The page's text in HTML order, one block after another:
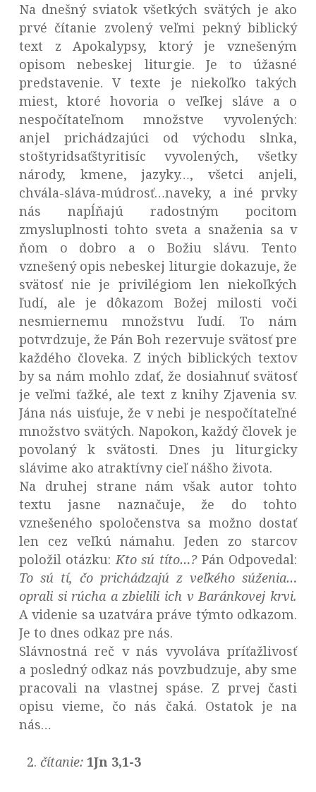
Na dnešný sviatok všetkých svätých je ako
prvé čítanie zvolený veľmi pekný biblický
text z Apokalypsy, ktorý je vznešeným
opisom nebeskej liturgie. Je to úžasné
predstavenie. V texte je niekoľko takých
miest, ktoré hovoria o veľkej sláve a o
nespočítateľnom množstve vyvolených:
anjel prichádzajúci od východu slnka,
stoštyridsaťštyritisíc vyvolených, všetky
národy, kmene, jazyky…, všetci anjeli,
chvála-sláva-múdrosť…naveky, a iné prvky
nás napĺňajú radostným pocitom
zmysluplnosti tohto sveta a snaženia sa v
ňom o dobro a o Božiu slávu. Tento
vznešený opis nebeskej liturgie dokazuje, že
svätosť nie je privilégiom len niekoľkých
ľudí, ale je dôkazom Božej milosti voči
nesmiernemu množstvu ľudí. To nám
potvrdzuje, že Pán Boh rezervuje svätosť pre
každého človeka. Z iných biblických textov
by sa nám mohlo zdať, že dosiahnuť svätosť
je veľmi ťažké, ale text z knihy Zjavenia sv.
Jána nás uisťuje, že v nebi je nespočítateľné
množstvo svätých. Napokon, každý človek je
povolaný k svätosti. Dnes ju liturgicky
slávime ako atraktívny cieľ nášho života.
Na druhej strane nám však autor tohto
textu jasne naznačuje, že do tohto
vznešeného spoločenstva sa možno dostať
len cez veľkú námahu. Jeden zo starcov
položil otázku:Kto sú títo…? Pán Odpovedal:
To sú tí, čo prichádzajú z veľkého súženia…
oprali si rúcha a zbielili ich v Baránkovej krvi.
A videnie sa uzatvára práve týmto odkazom.
Je to dnes odkaz pre nás.
Slávnostná reč v nás vyvoláva príťažlivosť
a posledný odkaz nás povzbudzuje, aby sme
pracovali na vlastnej spáse. Z prvej časti
opisu vieme, čo nás čaká. Ostatok je na
nás…
čítanie:1Jn 3,1-3